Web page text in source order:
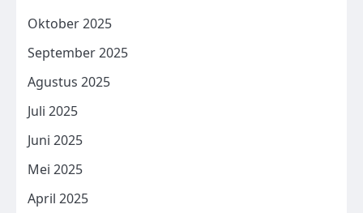
Oktober 2025
September 2025
Agustus 2025
Juli 2025
Juni 2025
Mei 2025
April 2025